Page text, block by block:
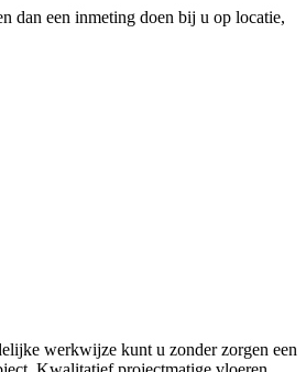
dan een inmeting doen bij u op locatie,
werkwijze kunt u zonder zorgen een